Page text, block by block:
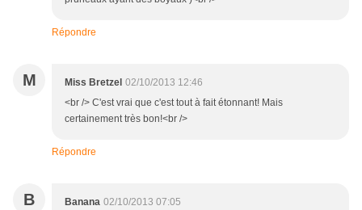
Répondre
M Miss Bretzel 02/10/2013 12:46
<br /> C'est vrai que c'est tout à fait étonnant! Mais
certainement très bon!<br />
Répondre
B Banana 02/10/2013 07:05